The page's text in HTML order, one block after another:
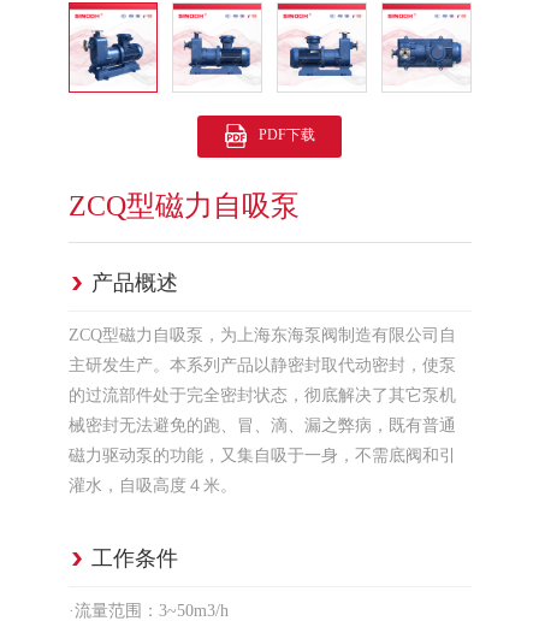
PDF下载
ZCQ型磁力自吸泵
产品概述
ZCQ型磁力自吸泵，为上海东海泵阀制造有限公司自
主研发生产。本系列产品以静密封取代动密封，使泵
的过流部件处于完全密封状态，彻底解决了其它泵机
械密封无法避免的跑、冒、滴、漏之弊病，既有普通
磁力驱动泵的功能，又集自吸于一身，不需底阀和引
灌水，自吸高度４米。
工作条件
·流量范围：3~50m3/h